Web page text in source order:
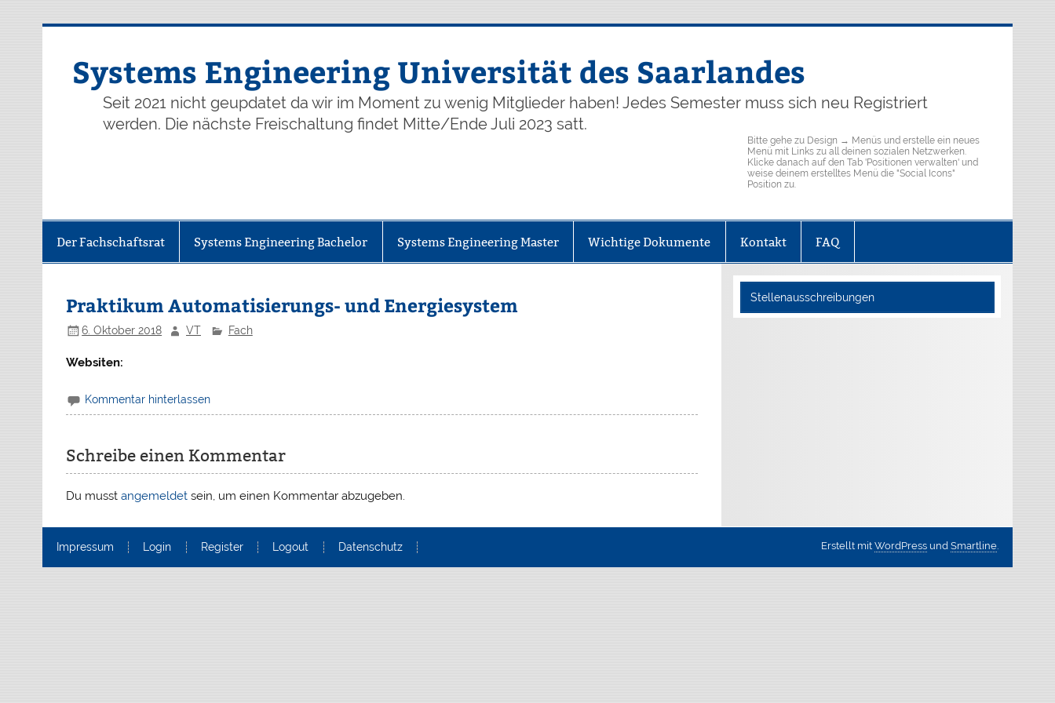
Systems Engineering Universität des Saarlandes
Seit 2021 nicht geupdatet da wir im Moment zu wenig Mitglieder haben! Jedes Semester muss sich neu Registriert
werden. Die nächste Freischaltung findet Mitte/Ende Juli 2023 satt.
Bitte gehe zu Design → Menüs und erstelle ein neues
Menü mit Links zu all deinen sozialen Netzwerken.
Klicke danach auf den Tab 'Positionen verwalten' und
weise deinem erstelltes Menü die "Social Icons"
Position zu.
Der Fachschaftsrat Systems Engineering Bachelor Systems Engineering Master Wichtige Dokumente Kontakt FAQ
Praktikum Automatisierungs- und Energiesystem
6. Oktober 2018 VT Fach
Websiten:
Kommentar hinterlassen
Schreibe einen Kommentar
Du musstangemeldet sein, um einen Kommentar abzugeben.
Stellenausschreibungen
Impressum Login Register Logout Datenschutz Erstellt mit WordPress und Smartline.